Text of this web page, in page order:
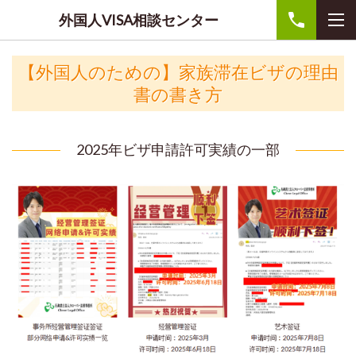
外国人VISA相談センター
【外国人のための】 家族滞在ビザの理由
書の書き方
2025年ビザ申請許可実績の一部